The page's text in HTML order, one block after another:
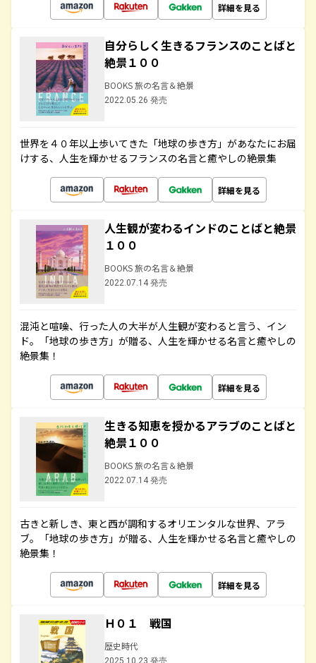
詳細を見る
自分らしく生きるフランスのことばと
絶景１００
BOOKS 旅の名言＆絶景
2022.05.26 発売
世界を４０年以上歩いてきた「地球の歩き方」があなたにお届
けする、人生を輝かせるフランスの名言と癒やしの絶景集
詳細を見る
人生観が変わるインドのことばと絶景
１００
BOOKS 旅の名言＆絶景
2022.07.14 発売
混沌と喧噪、行った人の大半が人生観が変わると言う、イン
ド。「地球の歩き方」が贈る、人生を輝かせる名言と癒やしの
絶景集！
詳細を見る
生きる知恵を授かるアラブのことばと
絶景１００
BOOKS 旅の名言＆絶景
2022.07.14 発売
古きと新しき、東と西が調和するオリエンタルな世界、アラ
ブ。「地球の歩き方」が贈る、人生を輝かせる名言と癒やしの
絶景集！
詳細を見る
Ｈ０１ 戦国
歴史時代
2025.10.23 発売